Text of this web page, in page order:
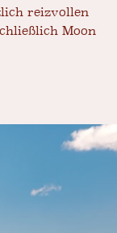
reizvollen
Moon